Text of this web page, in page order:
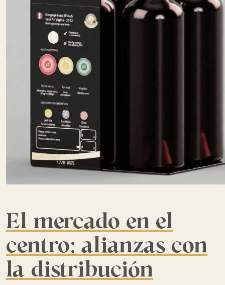
El mercado en el
centro: alianzas con
la distribución